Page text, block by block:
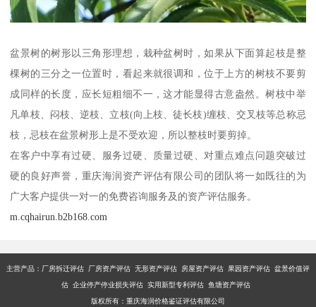
盆景树的树形以三角形理想，栽种盆树时，如果从下面算起枝是整
棵树的三分之一位置时，看起来就很调和，位于上方的树枝不要剪
成同样的长度，应长短粗细不一，这才能显得古意盎然。树枝中举
凡单枝、闷枝、逆枝、立枝(向上枝、徒长枝)缠枝、交叉枝等总称忌
枝，忌枝在盆景树形上是不受欢迎，所以整枝时要剪掉。
在客户中享有过硬、服务过硬、质量过硬、对重点难点问题突破过
硬的良好声誉，重庆海润资产评估有限公司的团队将一如既往的为
广大客户提供一对一的免费咨询服务及的资产评估服务。
m.cqhairun.b2b168.com
主营产品：厂房拆迁评估 厂房资产评估 无形资产评估 房屋资产评估 果园资产评估 盆景价值评
估 企业停产停业损失评估 实用新型专利评估 鱼塘资产评估
版权所有：重庆海润价格鉴证评估有限公司